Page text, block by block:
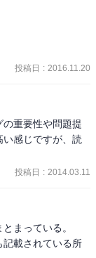
グの執筆者は、
習的に一通り目を
らっというのはな
一通り触れた事の
助教材的か。
成る。利益準備
１０を資本準備
まで積み立てる。
から成る。使い
投稿日 : 2016.11.20
重要性や問題提
感じですが、読
投稿日 : 2014.03.11
まっている。
記載されている所